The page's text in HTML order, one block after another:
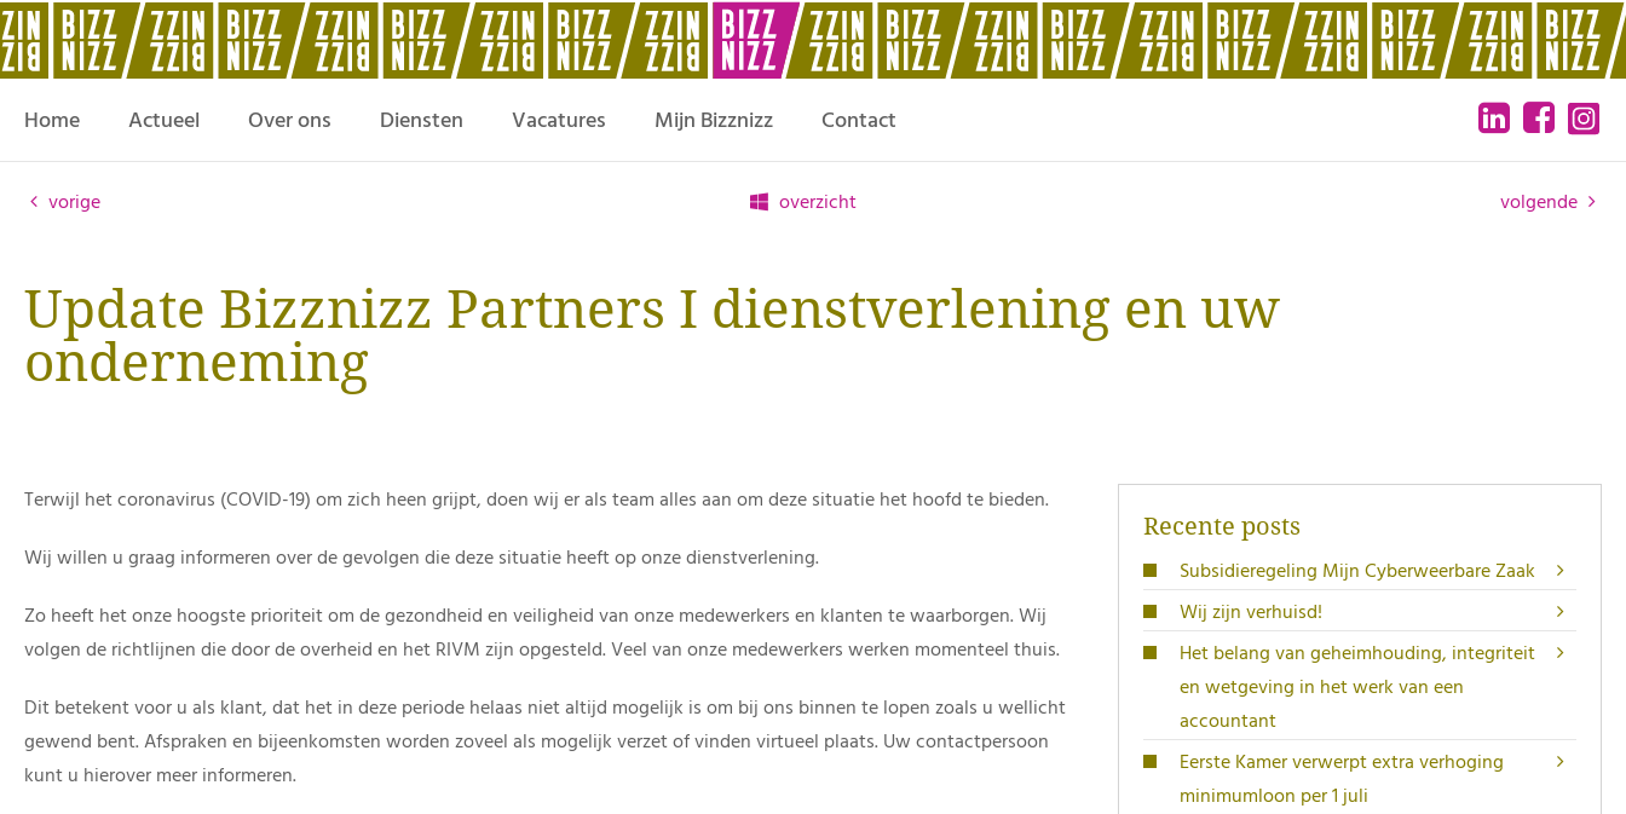
Home Actueel Over ons Diensten Vacatures Mijn Bizznizz Contact
vorige overzicht volgende
Update Bizznizz Partners I dienstverlening en uw
onderneming
Terwijl het coronavirus (COVID-19) om zich heen grijpt, doen wij er als team alles aan om deze situatie het hoofd te bieden.
Wij willen u graag informeren over de gevolgen die deze situatie heeft op onze dienstverlening.
Zo heeft het onze hoogste prioriteit om de gezondheid en veiligheid van onze medewerkers en klanten te waarborgen. Wij
volgen de richtlijnen die door de overheid en het RIVM zijn opgesteld. Veel van onze medewerkers werken momenteel thuis.
Dit betekent voor u als klant, dat het in deze periode helaas niet altijd mogelijk is om bij ons binnen te lopen zoals u wellicht
gewend bent. Afspraken en bijeenkomsten worden zoveel als mogelijk verzet of vinden virtueel plaats. Uw contactpersoon
kunt u hierover meer informeren.
Recente posts
Subsidieregeling Mijn Cyberweerbare Zaak
Wij zijn verhuisd!
Het belang van geheimhouding, integriteit
en wetgeving in het werk van een
accountant
Eerste Kamer verwerpt extra verhoging
minimumloon per 1 juli